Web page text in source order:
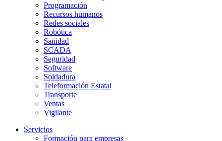
Programación
Recursos humanos
Redes sociales
Robótica
Sanidad
SCADA
Seguridad
Software
Soldadura
Teleformación Estatal
Transporte
Ventas
Vigilante
Servicios
Formación para empresas